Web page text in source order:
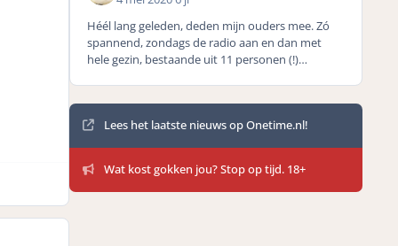
Héél lang geleden, deden mijn ouders mee. Zó
spannend, zondags de radio aan en dan met
hele gezin, bestaande uit 11 personen (!)
Mededelingen
Lees het laatste nieuws op Onetime.nl!
Wat kost gokken jou? Stop op tijd. 18+